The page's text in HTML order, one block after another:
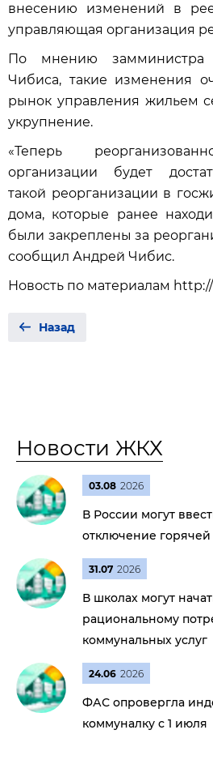
внесению изменений в
управляющая организация
По мнению замминистра
Чибиса, такие изменения
рынок управления жильем
укрупнение.
«Теперь
организации будет
такой реорганизации в
дома, которые ранее
были закреплены за
сообщил Андрей Чибис.
Новость по материалам
Назад
Новости ЖКХ
03.08 2026
В России могут
отключение
31.07 2026
В школах могут
рациональному
коммунальных услуг
24.06 2026
ФАС опровергла
коммуналку с 1 июля